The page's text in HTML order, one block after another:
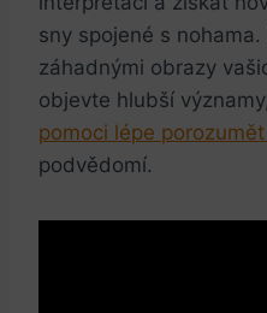
sny spojené s
záhadnými obrazy
objevte hlubší významy,
pomoci lépe
podvědomí.